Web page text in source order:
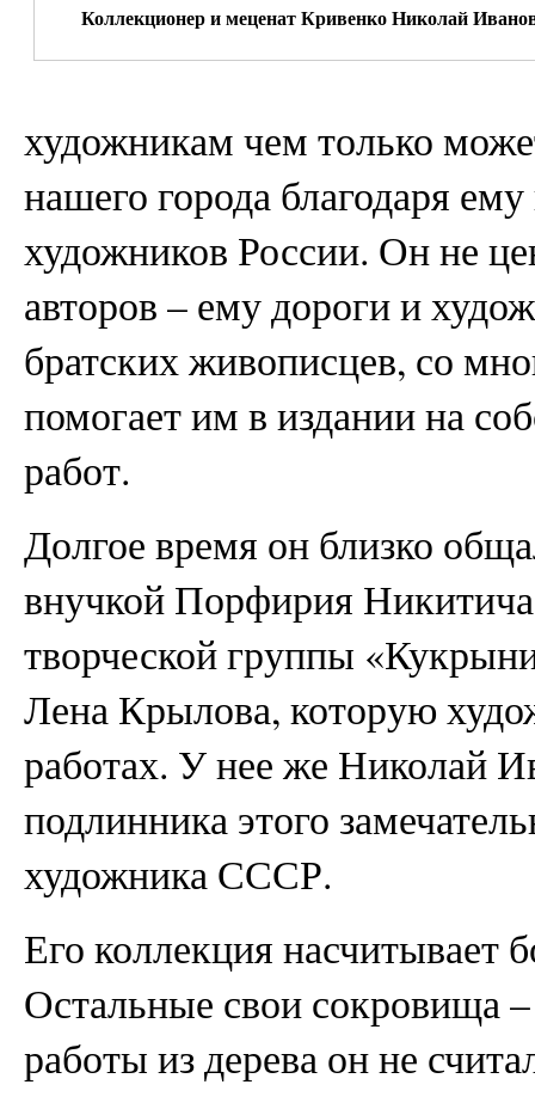
Коллекционер и меценат Кривенко Николай
художникам чем только
нашего города благодаря
художников России. Он не
авторов – ему дороги и
братских живописцев, со
помогает им в издании на
работ.
Долгое время он близко
внучкой Порфирия
творческой группы
Лена Крылова, которую
работах. У нее же Николай
подлинника этого
художника СССР.
Его коллекция насчитывает
Остальные свои сокровища
работы из дерева он не